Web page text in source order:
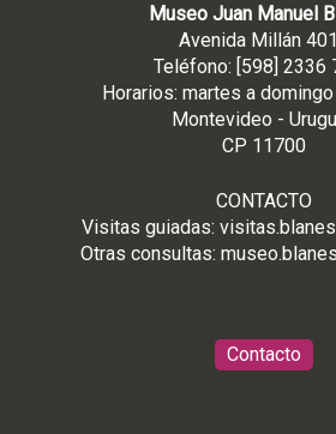
Museo Juan Manuel
Avenida Millán
Teléfono: [598] 2336
Horarios: martes a
Montevideo -
CP 11700
CONTACTO
Visitas guiadas:
Otras consultas:
Contacto